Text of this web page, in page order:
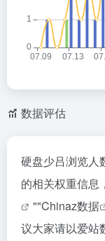
数据评估
硬盘少吕浏览人
的相关权重信息
""Chinaz数据
议大家请以爱站